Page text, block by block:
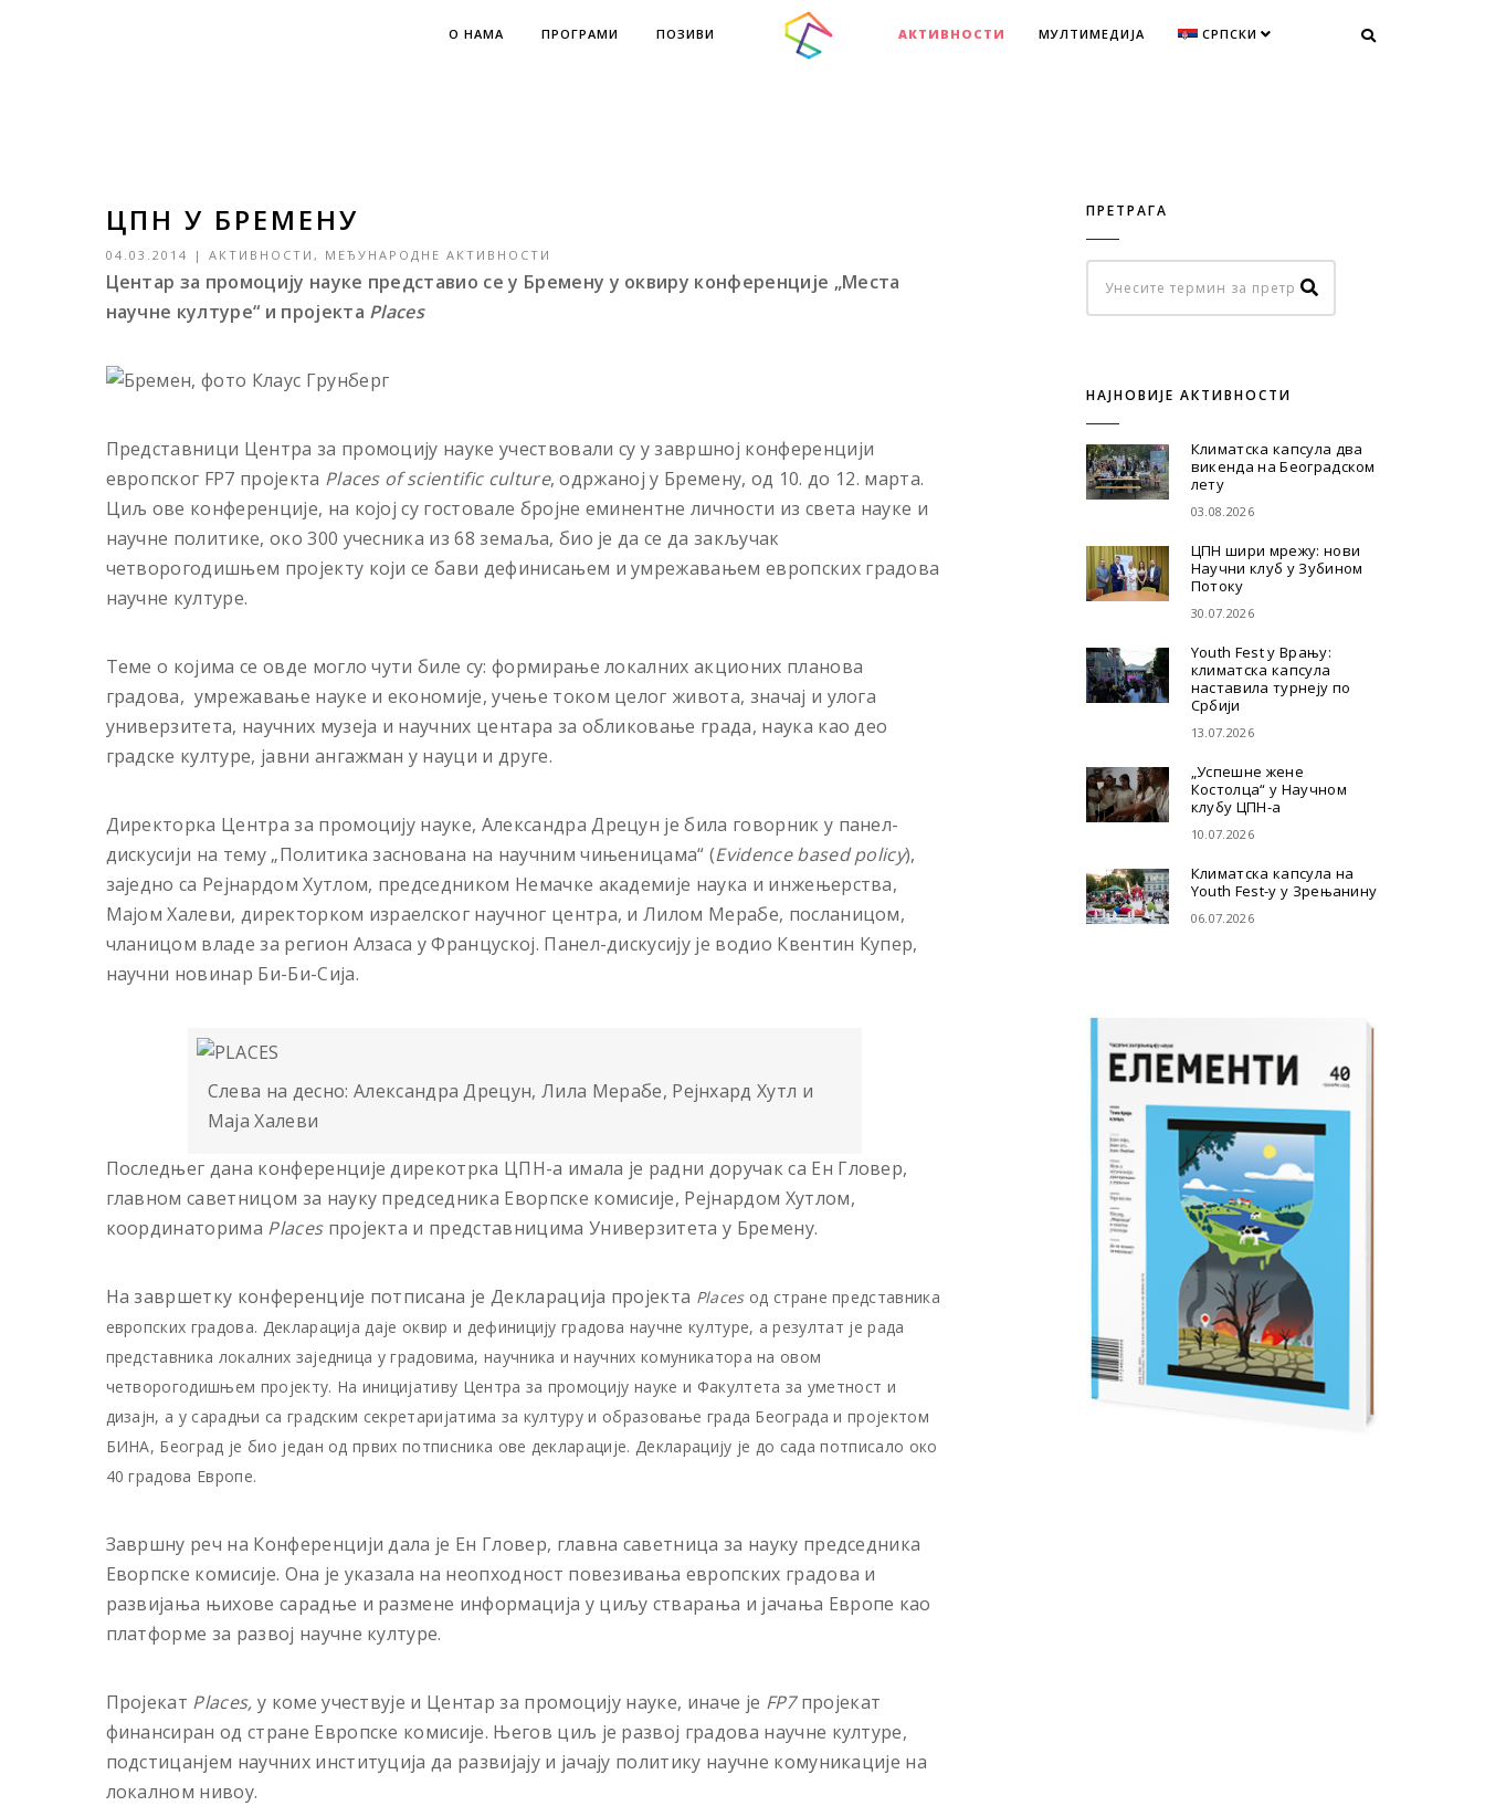
О НАМА ПРОГРАМИ ПОЗИВИ АКТИВНОСТИ МУЛТИМЕДИЈА СРПСКИ
ЦПН У БРЕМЕНУ
04.03.2014 | АКТИВНОСТИ , МЕЂУНАРОДНЕ АКТИВНОСТИ
Центар за промоцију науке представио се у Бремену у оквиру конференције „Места
научне културе“ и пројекта Places
Представници Центра за промоцију науке учествовали су у завршној конференцији
европског FP7 пројекта Places of scientific culture, одржаној у Бремену, од 10. до 12. марта.
Циљ ове конференције, на којој су гостовале бројне еминентне личности из света науке и
научне политике, око 300 учесника из 68 земаља, био је да се да закључак
четворогодишњем пројекту који се бави дефинисањем и умрежавањем европских градова
научне културе.
Теме о којима се овде могло чути биле су: формирање локалних акционих планова
градова, умрежавање науке и економије, учење током целог живота, значај и улога
универзитета, научних музеја и научних центара за обликовање града, наука као део
градске културе, јавни ангажман у науци и друге.
Директорка Центра за промоцију науке, Александра Дрецун је била говорник у панел-
дискусији на тему „Политика заснована на научним чињеницама“ (Еvidence based policy),
заједно са Рејнардом Хутлом, председником Немачке академије наука и инжењерства,
Мајом Халеви, директорком израелског научног центра, и Лилом Мерабе, посланицом,
чланицом владе за регион Алзаса у Француској. Панел-дискусију је водио Квентин Купер,
научни новинар Би-Би-Сија.
Слева на десно: Александра Дрецун, Лила Мерабе, Рејнхард Хутл и
Маја Халеви
Последњег дана конференције дирекотрка ЦПН-а имала је радни доручак са Ен Гловер,
главном саветницом за науку председника Еворпске комисије, Рејнардом Хутлом,
координаторима Placesпројекта и представницима Универзитета у Бремену.
На завршетку конференције потписана је Декларација пројекта Places од стране представника
европских градова. Декларација даје оквир и дефиницију градова научне културе, а резултат је рада
представника локалних заједница у градовима, научника и научних комуникатора на овом
четворогодишњем пројекту. На иницијативу Центра за промоцију науке и Факултета за уметност и
дизајн, а у сарадњи са градским секретаријатима за културу и образовање града Београда и пројектом
БИНА, Београд је био један од првих потписника ове декларације. Декларацију је до сада потписало око
40 градова Европе.
Завршну реч на Конференцији дала је Ен Гловер, главна саветница за науку председника
Еворпске комисије. Она је указала на неопходност повезивања европских градова и
развијања њихове сарадње и размене информација у циљу стварања и јачања Европе као
платформе за развој научне културе.
Пројекат Places, у коме учествује и Центар за промоцију науке, иначе је FP7пројекат
финансиран од стране Европске комисије. Његов циљ је развој градова научне културе,
подстицанјем научних институција да развијају и јачају политику научне комуникације на
локалном нивоу.
ПРЕТРАГА
НАЈНОВИЈЕ АКТИВНОСТИ
Климатска капсула два
викенда на Београдском
лету
03.08.2026
ЦПН шири мрежу: нови
Научни клуб у Зубином
Потоку
30.07.2026
Youth Fest у Врању:
климатска капсула
наставила турнеју по
Србији
13.07.2026
„Успешне жене
Костолца“ у Научном
клубу ЦПН-а
10.07.2026
Климатска капсула на
Youth Fest-у у Зрењанину
06.07.2026